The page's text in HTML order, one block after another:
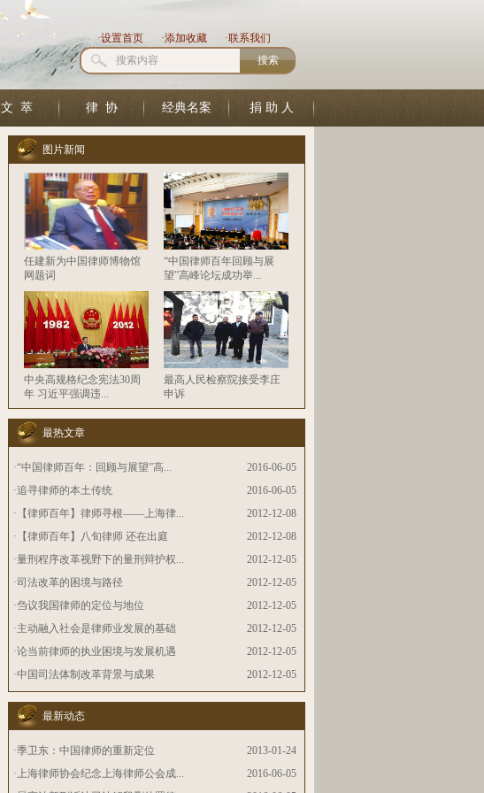
·设置首页 ·添加收藏 ·联系我们
文 萃 律 协 经典名案 捐 助 人
图片新闻
任建新为中国律师博物馆
网题词
“中国律师百年回顾与展
望”高峰论坛成功举...
中央高规格纪念宪法30周
年 习近平强调违...
最高人民检察院接受李庄
申诉
最热文章
·“中国律师百年：回顾与展望”高...
2016-06-05
·追寻律师的本土传统
2016-06-05
· 【律师百年】律师寻根——上海律...
2012-12-08
· 【律师百年】八旬律师 还在出庭
2012-12-08
·量刑程序改革视野下的量刑辩护权...
2012-12-05
·司法改革的困境与路径
2012-12-05
·刍议我国律师的定位与地位
2012-12-05
·主动融入社会是律师业发展的基础
2012-12-05
·论当前律师的执业困境与发展机遇
2012-12-05
·中国司法体制改革背景与成果 2012-12-05
最新动态
·季卫东：中国律师的重新定位
2013-01-24
·上海律师协会纪念上海律师公会成...
2016-06-05